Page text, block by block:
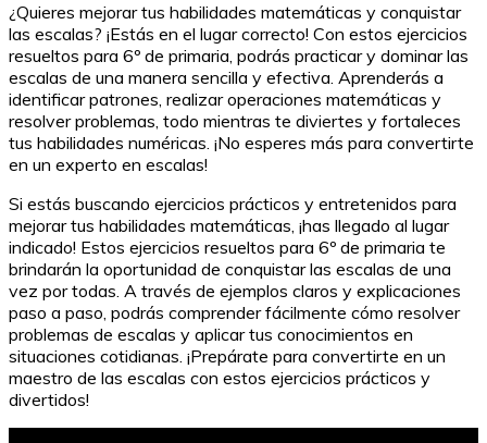
¿Quieres mejorar tus habilidades matemáticas y conquistar
las escalas? ¡Estás en el lugar correcto! Con estos ejercicios
resueltos para 6º de primaria, podrás practicar y dominar las
escalas de una manera sencilla y efectiva. Aprenderás a
identificar patrones, realizar operaciones matemáticas y
resolver problemas, todo mientras te diviertes y fortaleces
tus habilidades numéricas. ¡No esperes más para convertirte
en un experto en escalas!
Si estás buscando ejercicios prácticos y entretenidos para
mejorar tus habilidades matemáticas, ¡has llegado al lugar
indicado! Estos ejercicios resueltos para 6º de primaria te
brindarán la oportunidad de conquistar las escalas de una
vez por todas. A través de ejemplos claros y explicaciones
paso a paso, podrás comprender fácilmente cómo resolver
problemas de escalas y aplicar tus conocimientos en
situaciones cotidianas. ¡Prepárate para convertirte en un
maestro de las escalas con estos ejercicios prácticos y
divertidos!